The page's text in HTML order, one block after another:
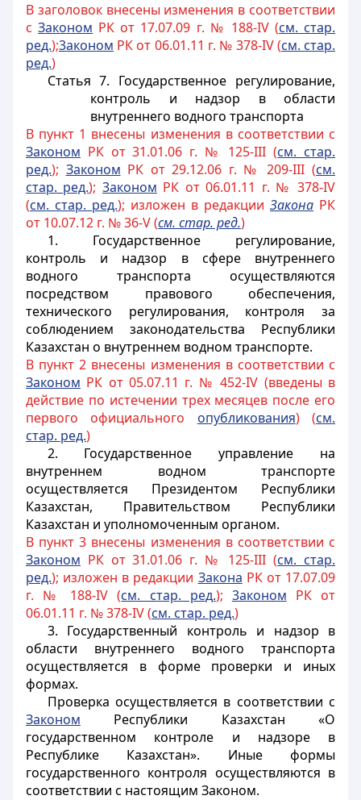
В заголовок внесены изменения в соответствии
сЗаконом РК от 17.07.09 г. № 188-IV (см. стар.
ред.);3аконом РК от 06.01.11 г. № 378-IV (см. стар.
ред.)
Статья 7. Государственное регулирование,
контроль и надзор в области
внутреннего водного транспорта
В пункт 1 внесены изменения в соответствии с
Законом РК от 31.01.06 г. № 125-III (см. стар.
ред.); Законом РК от 29.12.06 г. № 209-III (см.
стар. ред.); 3аконом РК от 06.01.11 г. № 378-IV
(см. стар. ред.); изложен в редакции Закона РК
от 10.07.12 г. № 36-V (см. стар. ред.)
1. Государственное регулирование,
контроль и надзор в сфере внутреннего
водного транспорта осуществляются
посредством правового обеспечения,
технического регулирования, контроля за
соблюдением законодательства Республики
Казахстан о внутреннем водном транспорте.
В пункт 2 внесены изменения в соответствии с
Законом РК от 05.07.11 г. № 452-IV (введены в
действие по истечении трех месяцев после его
первого официального опубликования) (см.
стар. ред.)
2. Государственное управление на
внутреннем водном транспорте
осуществляется Президентом Республики
Казахстан, Правительством Республики
Казахстан и уполномоченным органом.
В пункт 3 внесены изменения в соответствии с
Законом РК от 31.01.06 г. № 125-III (см. стар.
ред.); изложен в редакции Закона РК от 17.07.09
г. № 188-IV (см. стар. ред.); 3аконом РК от
06.01.11 г. № 378-IV (см. стар. ред.)
3. Государственный контроль и надзор в
области внутреннего водного транспорта
осуществляется в форме проверки и иных
формах.
Проверка осуществляется в соответствии с
Законом Республики Казахстан «О
государственном контроле и надзоре в
Республике Казахстан». Иные формы
государственного контроля осуществляются в
соответствии с настоящим Законом.